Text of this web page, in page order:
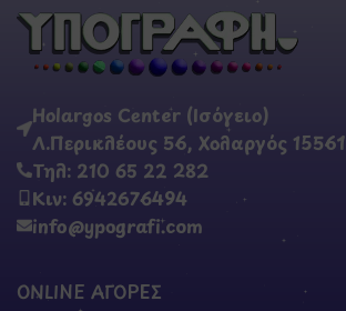
Holargos Center (Ισόγειο)
Λ.Περικλέους 56, Χολαργός 15561
Τηλ: 210 65 22 282
Κιν: 6942676494
info@ypografi.com
ONLINE ΑΓΟΡΕΣ